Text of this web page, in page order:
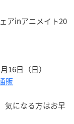
アinアニメイト20
16日（日）
販
気になる方はお早